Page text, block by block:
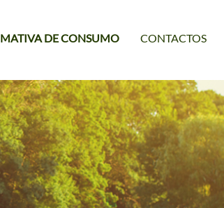
DE CONSUMO CONTACTOS